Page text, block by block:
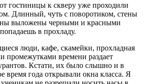
гостиницы к скверу уже проходили
Длинный, чуть с поворотиком, стены
выложены черными и красными
в прохладу.
люди, кафе, скамейки, прохладная
промежутками времени раздает
Кстати, их было слышно и в
время года открывали окна класса. Я